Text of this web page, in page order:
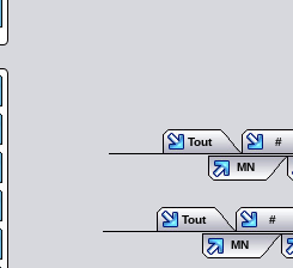
Tout
#
MN
Tout
#
MN